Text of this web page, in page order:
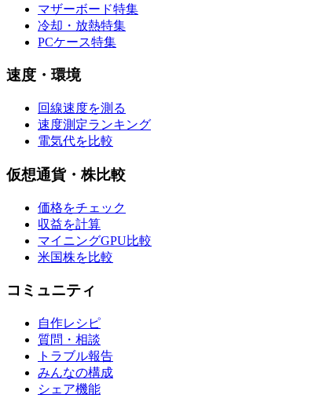
マザーボード特集
冷却・放熱特集
PCケース特集
速度・環境
回線速度を測る
速度測定ランキング
電気代を比較
仮想通貨・株比較
価格をチェック
収益を計算
マイニングGPU比較
米国株を比較
コミュニティ
自作レシピ
質問・相談
トラブル報告
みんなの構成
シェア機能